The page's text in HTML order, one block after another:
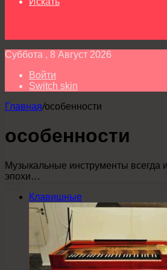
Суббота , 8 Август 2026
Войти
Switch skin
Главная/особенности
особенности
Музыкальные инструменты всегда
эпохи…
Клавишные